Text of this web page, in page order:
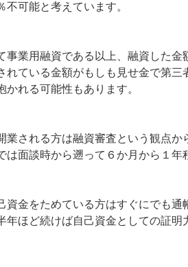
可能と考えています。
事業用融資である以上、融資した
れている金額がもしも見せ金で第
れる可能性もあります。
業される方は融資審査という観点か
は面談時から遡って６か月から１年
資金をためている方はすぐにでも
年ほど続けば自己資金としての証